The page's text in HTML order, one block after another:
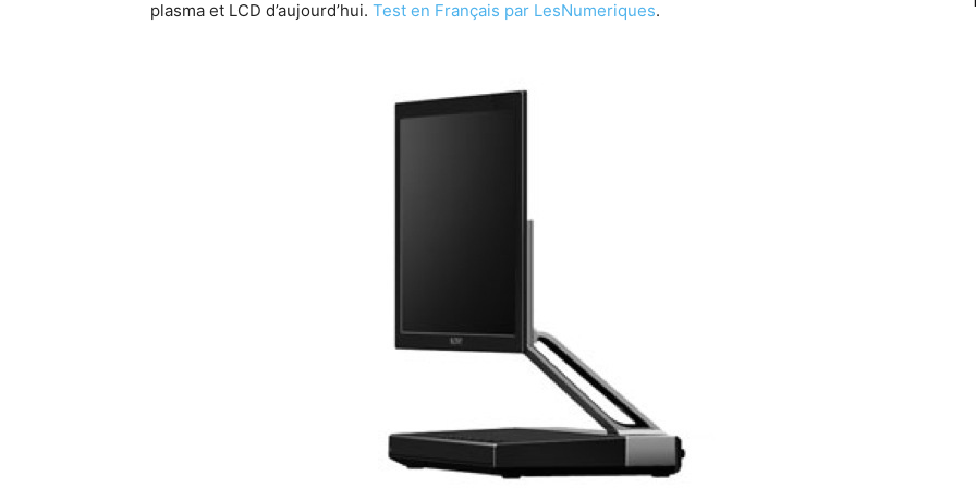
plasma et LCD d’aujourd’hui. Test en Français par LesNumeriques.